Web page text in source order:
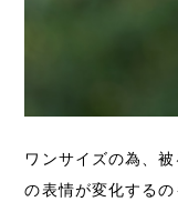
ワンサイズの為、
の表情が変化するの